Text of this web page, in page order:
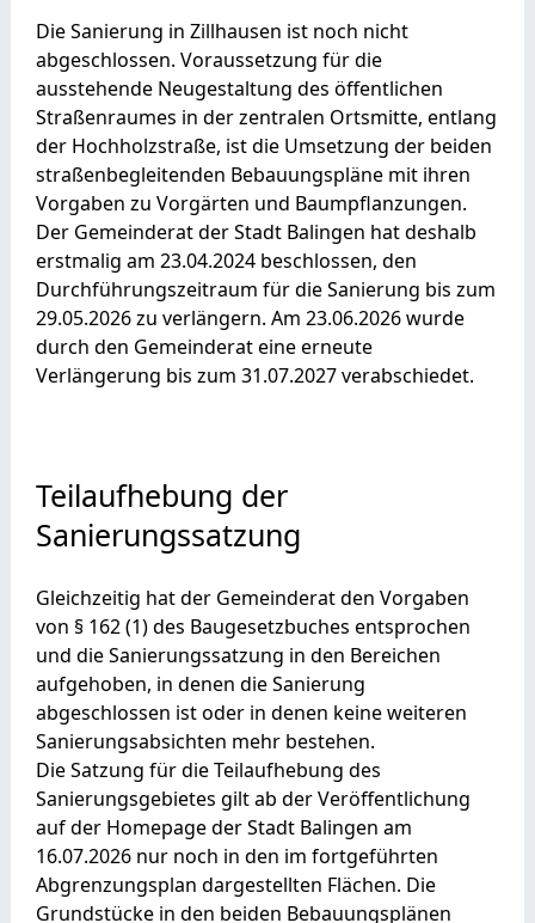
Die Sanierung in Zillhausen ist noch nicht
abgeschlossen. Voraussetzung für die
ausstehende Neugestaltung des öffentlichen
Straßenraumes in der zentralen Ortsmitte, entlang
der Hochholzstraße, ist die Umsetzung der beiden
straßenbegleitenden Bebauungspläne mit ihren
Vorgaben zu Vorgärten und Baumpflanzungen.
Der Gemeinderat der Stadt Balingen hat deshalb
erstmalig am 23.04.2024 beschlossen, den
Durchführungszeitraum für die Sanierung bis zum
29.05.2026 zu verlängern. Am 23.06.2026 wurde
durch den Gemeinderat eine erneute
Verlängerung bis zum 31.07.2027 verabschiedet.
Teilaufhebung der
Sanierungssatzung
Gleichzeitig hat der Gemeinderat den Vorgaben
von § 162 (1) des Baugesetzbuches entsprochen
und die Sanierungssatzung in den Bereichen
aufgehoben, in denen die Sanierung
abgeschlossen ist oder in denen keine weiteren
Sanierungsabsichten mehr bestehen.
Die Satzung für die Teilaufhebung des
Sanierungsgebietes gilt ab der Veröffentlichung
auf der Homepage der Stadt Balingen am
16.07.2026 nur noch in den im fortgeführten
Abgrenzungsplan dargestellten Flächen. Die
Grundstücke in den beiden Bebauungsplänen